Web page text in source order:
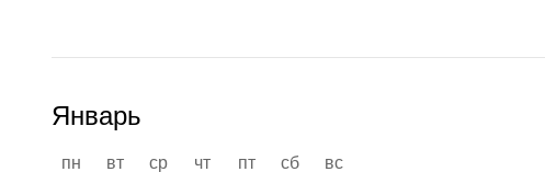
Январь
пн вт ср чт пт сб
вс